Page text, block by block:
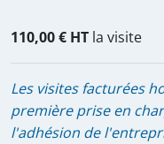
110,00 € HT la visite
Les visites facturées
première prise en
l'adhésion de